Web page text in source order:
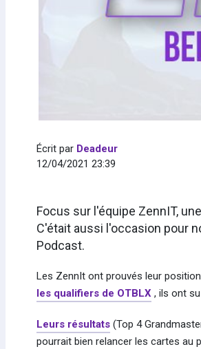
Écrit par Deadeur
12/04/2021 23:39
Focus sur l'équipe ZennIT,
C'était aussi l'occasion pour
Podcast.
Les ZennIt ont prouvés leur
les qualifiers de OTBLX, ils ont su
Leurs résultats(Top 4
pourrait bien relancer les cartes au